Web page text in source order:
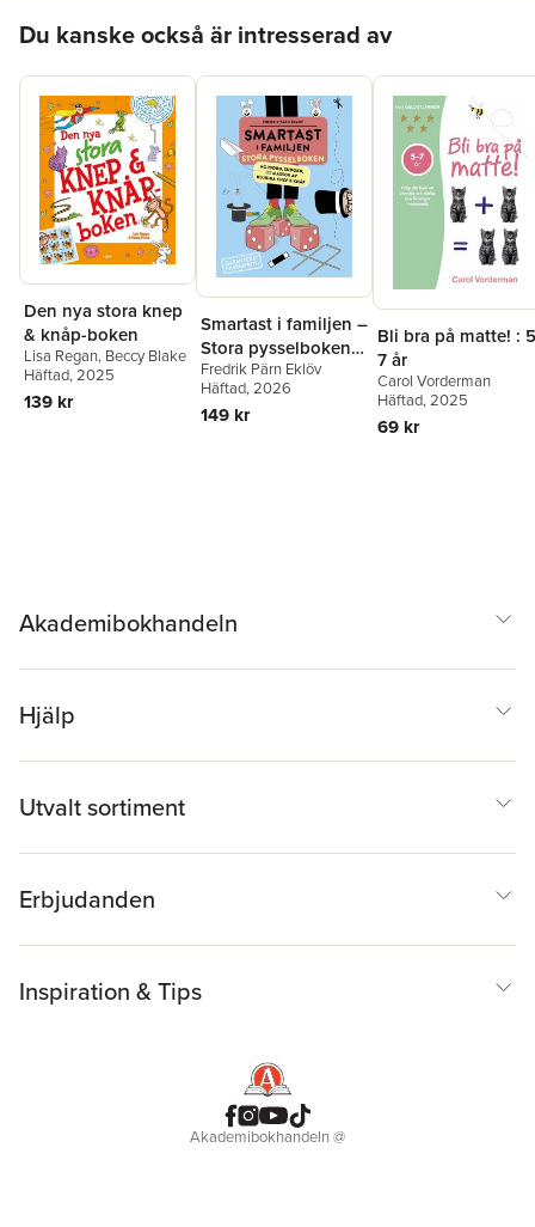
Du kanske också är intresserad av
Den nya stora knep
& knåp-boken
Lisa Regan, Beccy Blake
Häftad, 2025
139 kr
Smartast i familjen –
Stora pysselboken :
Korsord, sudoku
och massor av
kluriga knep & knåp
Fredrik Pärn Eklöv
Häftad, 2026
149 kr
Bli bra på matte! :
7 år
Carol Vorderman
Häftad, 2025
69 kr
Akademibokhandeln
Hjälp
Utvalt sortiment
Erbjudanden
Inspiration & Tips
Akademibokhandeln@